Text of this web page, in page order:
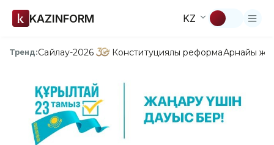
KAZINFORM KZ
Тренд:Сайлау-2026 Конституциялық реформаАрнайы